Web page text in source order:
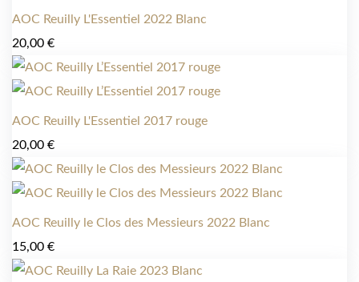
AOC Reuilly L'Essentiel 2022 Blanc
20,00 €
AOC Reuilly L'Essentiel 2017 rouge
20,00 €
AOC Reuilly le Clos des Messieurs 2022 Blanc
15,00 €